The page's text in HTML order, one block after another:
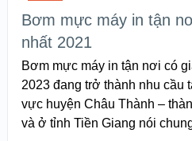
Bơm mực máy in tận
nhất 2021
Bơm mực máy in tận nơi có
2023 đang trở thành nhu cầu
vực huyện Châu Thành –
và ở tỉnh Tiền Giang nói